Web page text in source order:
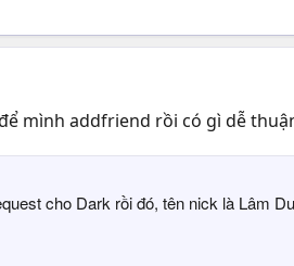
mình addfriend rồi có gì dễ
cho Dark rồi đó, tên nick là Lâm